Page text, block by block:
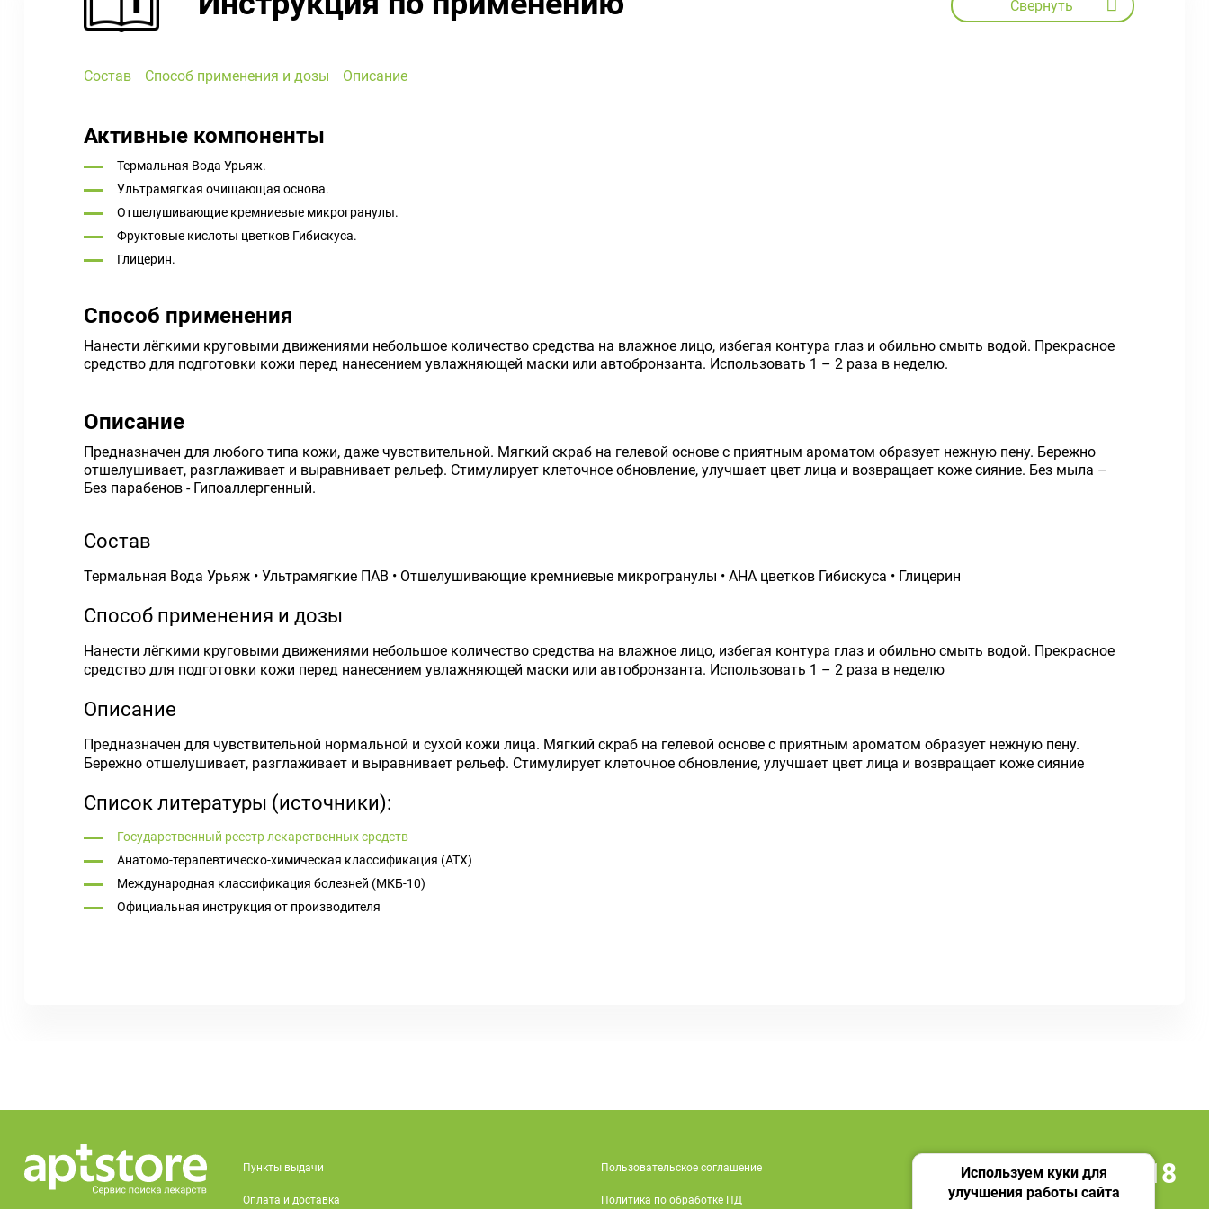
Свернуть
Состав Способ применения и дозы Описание
Активные компоненты
Термальная Вода Урьяж.
Ультрамягкая очищающая основа.
Отшелушивающие кремниевые микрогранулы.
Фруктовые кислоты цветков Гибискуса.
Глицерин.
Способ применения
Нанести лёгкими круговыми движениями небольшое количество средства на влажное лицо, избегая контура глаз и обильно смыть водой. Прекрасное
средство для подготовки кожи перед нанесением увлажняющей маски или автобронзанта. Использовать 1 – 2 раза в неделю.
Описание
Предназначен для любого типа кожи, даже чувствительной. Мягкий скраб на гелевой основе с приятным ароматом образует нежную пену. Бережно
отшелушивает, разглаживает и выравнивает рельеф. Стимулирует клеточное обновление, улучшает цвет лица и возвращает коже сияние. Без мыла –
Без парабенов - Гипоаллергенный.
Состав
Термальная Вода Урьяж • Ультрамягкие ПАВ • Отшелушивающие кремниевые микрогранулы • АНА цветков Гибискуса • Глицерин
Способ применения и дозы
Нанести лёгкими круговыми движениями небольшое количество средства на влажное лицо, избегая контура глаз и обильно смыть водой. Прекрасное
средство для подготовки кожи перед нанесением увлажняющей маски или автобронзанта. Использовать 1 – 2 раза в неделю
Описание
Предназначен для чувствительной нормальной и сухой кожи лица. Мягкий скраб на гелевой основе с приятным ароматом образует нежную пену.
Бережно отшелушивает, разглаживает и выравнивает рельеф. Стимулирует клеточное обновление, улучшает цвет лица и возвращает коже сияние
Список литературы (источники):
Государственный реестр лекарственных средств
Анатомо-терапевтическо-химическая классификация (ATX)
Международная классификация болезней (МКБ-10)
Официальная инструкция от производителя
Пункты выдачи
Оплата и доставка
Пользовательское соглашение
Политика по обработке ПД
+7 495 419 18 18
Используем куки для
улучшения работы сайта